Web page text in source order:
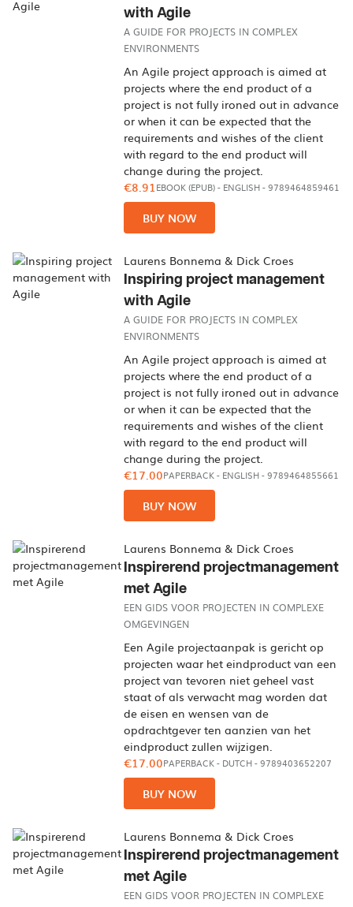
with Agile
A GUIDE FOR PROJECTS IN COMPLEX
ENVIRONMENTS
An Agile project approach is aimed at
projects where the end product of a
project is not fully ironed out in advance
or when it can be expected that the
requirements and wishes of the client
with regard to the end product will
change during the project.
€8.91EBOOK (EPUB)- ENGLISH- 9789464859461
BUY NOW
Laurens Bonnema & Dick Croes
Inspiring project management
with Agile
A GUIDE FOR PROJECTS IN COMPLEX
ENVIRONMENTS
An Agile project approach is aimed at
projects where the end product of a
project is not fully ironed out in advance
or when it can be expected that the
requirements and wishes of the client
with regard to the end product will
change during the project.
€17.00PAPERBACK- ENGLISH- 9789464855661
BUY NOW
Laurens Bonnema & Dick Croes
Inspirerend projectmanagement
met Agile
EEN GIDS VOOR PROJECTEN IN COMPLEXE
OMGEVINGEN
Een Agile projectaanpak is gericht op
projecten waar het eindproduct van een
project van tevoren niet geheel vast
staat of als verwacht mag worden dat
de eisen en wensen van de
opdrachtgever ten aanzien van het
eindproduct zullen wijzigen.
€17.00PAPERBACK- DUTCH- 9789403652207
BUY NOW
Laurens Bonnema & Dick Croes
Inspirerend projectmanagement
met Agile
EEN GIDS VOOR PROJECTEN IN COMPLEXE